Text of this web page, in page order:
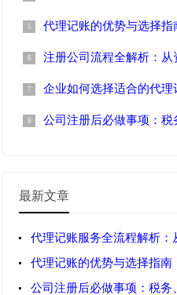
代理记账的优势与选择指南：
注册公司流程全解析：从资料
企业如何选择适合的代理记账
公司注册后必做事项：税务、
最新文章
代理记账服务全流程解析：从
代理记账的优势与选择指南：
公司注册后必做事项：税务、